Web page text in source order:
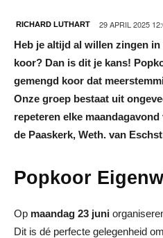
RICHARD LUTHART 29 APRIL 2025
Heb je altijd al willen zingen
koor? Dan is dit je kans!
gemengd koor dat
Onze groep bestaat uit
repeteren elke
de Paaskerk, Weth. van
Popkoor
Op maandag 23 juni
Dit is dé perfecte gelegenheid